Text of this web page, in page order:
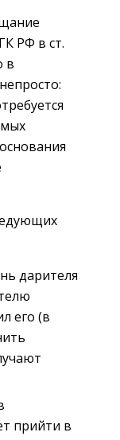
РФ в ст.
в
дарителя
его (в
прийти в